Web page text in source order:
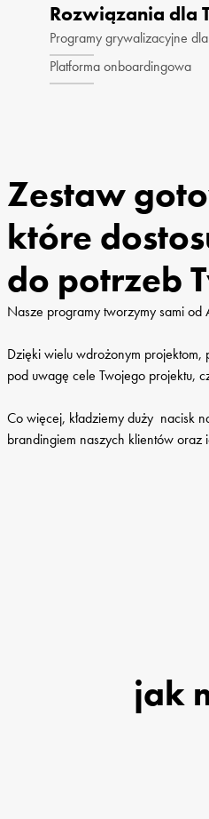
Rozwiązania dla
Programy grywalizacyjne
Platforma onboardingowa
Zestaw
które
do potrzeb
Nasze programy tworzymy sami od
Dzięki wielu wdrożonym
pod uwagę cele Twojego projektu,
Co więcej, kładziemy duży  nacisk
brandingiem naszych klientów oraz
jak